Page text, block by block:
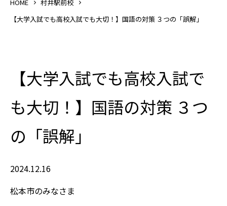
HOME
村井駅前校
【大学入試でも高校入試でも大切！】国語の対策 ３つの「誤解」
【大学入試でも高校入試で
も大切！】国語の対策 ３つ
の「誤解」
2024.12.16
松本市のみなさま